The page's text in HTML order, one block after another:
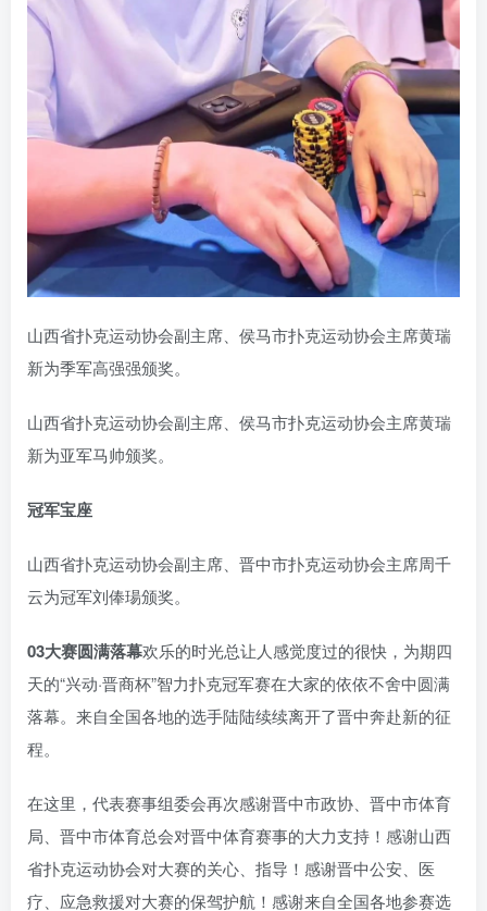
山西省扑克运动协会副主席、侯马市扑克运动协会主席黄瑞
新为季军高强强颁奖。
山西省扑克运动协会副主席、侯马市扑克运动协会主席黄瑞
新为亚军马帅颁奖。
冠军宝座
山西省扑克运动协会副主席、晋中市扑克运动协会主席周千
云为冠军刘俸瑒颁奖。
03大赛圆满落幕欢乐的时光总让人感觉度过的很快，为期四
天的“兴动·晋商杯”智力扑克冠军赛在大家的依依不舍中圆满
落幕。来自全国各地的选手陆陆续续离开了晋中奔赴新的征
程。
在这里，代表赛事组委会再次感谢晋中市政协、晋中市体育
局、晋中市体育总会对晋中体育赛事的大力支持！感谢山西
省扑克运动协会对大赛的关心、指导！感谢晋中公安、医
疗、应急救援对大赛的保驾护航！感谢来自全国各地参赛选